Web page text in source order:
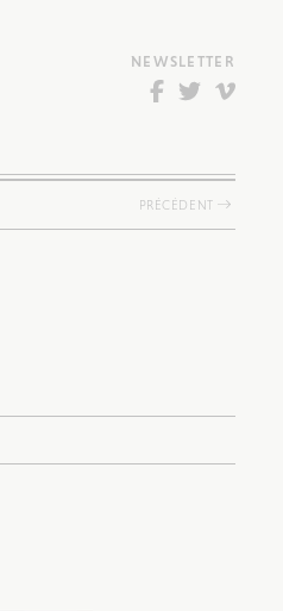
NEWSLETTER
PRÉCÉDENT